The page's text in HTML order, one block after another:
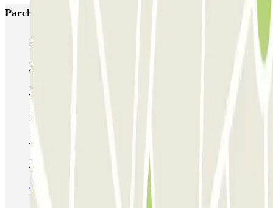
Parcheggi più popolari a Parigi
Bastille - Saint-Antoine
Parkélis Lefebvre
Forum des Halles-Rambuteau
SAEMES Méditerranée Gare de Lyon
SAEMES Goutte d'Or - Gare du Nord
Bercy - Arena - Gare de Lyon Pullman Tour Eiffel
Garage d'Abbeville - Gare du Nord